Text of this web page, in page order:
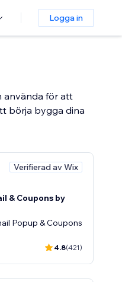
Logga in
använda för att
börja bygga dina
Verifierad av Wix
& Coupons by
Popup & Coupons
4.8(421)